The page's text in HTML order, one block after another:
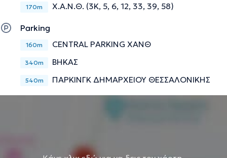
170m Χ.Α.Ν.Θ. (3Κ, 5, 6, 12, 33, 39, 58)
Parking
160m CENTRAL PARKING ΧΑΝΘ
340m ΒΗΚΑΣ
540m ΠΑΡΚΙΝΓΚ ΔΗΜΑΡΧΕΙΟΥ ΘΕΣΣΑΛΟΝΙΚΗΣ